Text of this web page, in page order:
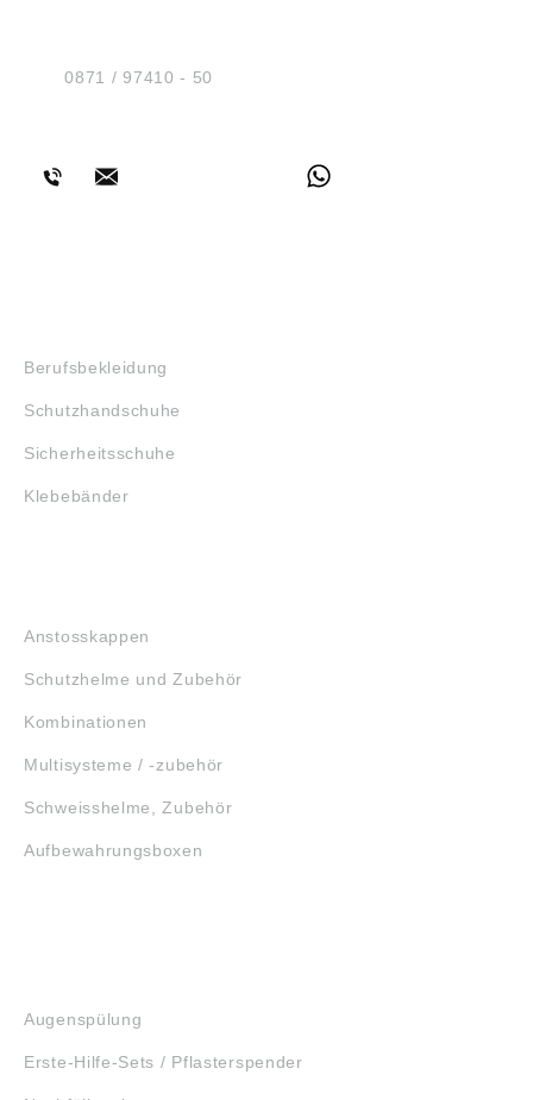
Tel.:0871 / 97410 - 50
Berufsbekleidung
Schutzhandschuhe
Sicherheitsschuhe
Klebebänder
Anstosskappen
Schutzhelme und Zubehör
Kombinationen
Multisysteme / -zubehör
Schweisshelme, Zubehör
Aufbewahrungsboxen
Augenspülung
Erste-Hilfe-Sets / Pflasterspender